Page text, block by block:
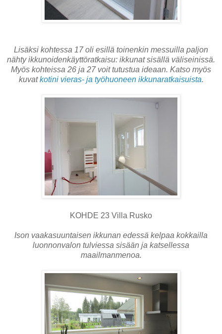
Lisäksi kohtessa 17 oli esillä toinenkin messuilla paljon
nähty ikkunoidenkäyttöratkaisu: ikkunat sisällä väliseinissä.
Myös kohteissa 26 ja 27 voit tutustua ideaan. Katso myös
kuvatkotini vieras- ja työhuoneen ikkunaratkaisuista.
KOHDE 23 Villa Rusko
Ison vaakasuuntaisen ikkunan edessä kelpaa kokkailla
luonnonvalon tulviessa sisään ja katsellessa
maailmanmenoa.